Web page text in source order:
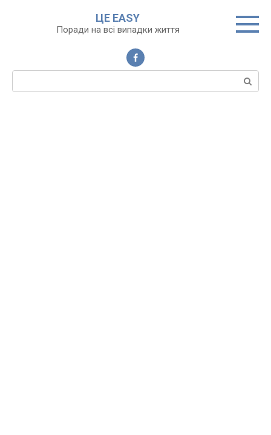
ЦЕ EASY
Поради на всі випадки життя
Пошук: